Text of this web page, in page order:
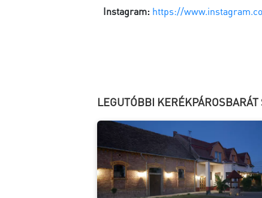
Instagram: https://
LEGUTÓBBI KERÉKPÁROSBARÁT